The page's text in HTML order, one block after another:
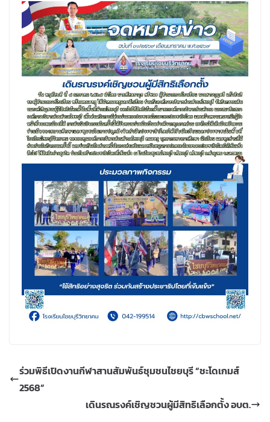
ร่วมพิธีเปิดงานกีฬาสานสัมพันธ์ชุมชนไชยบุรี “ชะโดเกมส์
2568”
เดินรณรงค์เชิญชวนผู้มีสิทธิเลือกตั้ง อบต.